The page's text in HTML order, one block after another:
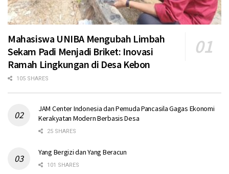
Mahasiswa UNIBA Mengubah Limbah
Sekam Padi Menjadi Briket: Inovasi
Ramah Lingkungan di Desa Kebon
105 SHARES
JAM Center Indonesia dan Pemuda Pancasila Gagas Ekonomi
Kerakyatan Modern Berbasis Desa
25 SHARES
Yang Bergizi dan Yang Beracun
101 SHARES